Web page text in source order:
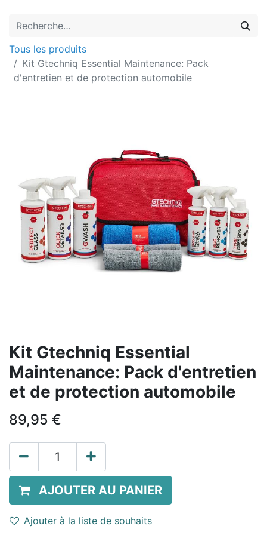
Tous les produits
Kit Gtechniq Essential Maintenance: Pack
d'entretien et de protection automobile
Kit Gtechniq Essential
Maintenance: Pack d'entretien
et de protection automobile
89,95 €
AJOUTER AU PANIER
Ajouter à la liste de souhaits